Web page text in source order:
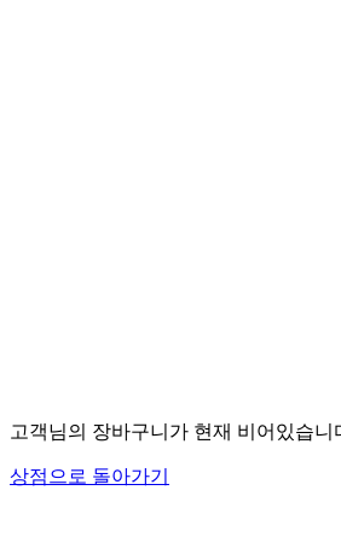
고객님의 장바구니가 현재 비어있습니
상점으로 돌아가기